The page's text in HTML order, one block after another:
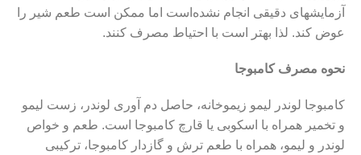
آزمایشهای دقیقی انجام نشده‌است اما ممکن است طعم شیر را
عوض کند. لذا بهتر است با احتیاط مصرف کنند.
نحوه مصرف کامبوجا
کامبوجا لوندر لیمو زیموخانه، حاصل دم آوری لوندر، زست لیمو
و تخمیر همراه با اسکوبی یا قارچ کامبوجا است. طعم و خواص
لوندر و لیمو، همراه با طعم ترش و گازدار کامبوجا، ترکیبی